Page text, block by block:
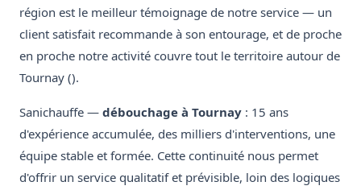
région est le meilleur témoignage de notre service — un
client satisfait recommande à son entourage, et de proche
en proche notre activité couvre tout le territoire autour de
Tournay ().
Sanichauffe — débouchage à Tournay : 15 ans
d'expérience accumulée, des milliers d'interventions, une
équipe stable et formée. Cette continuité nous permet
d'offrir un service qualitatif et prévisible, loin des logiques